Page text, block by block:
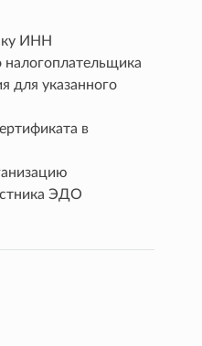
ИНН
для указанного
в
ЭДО